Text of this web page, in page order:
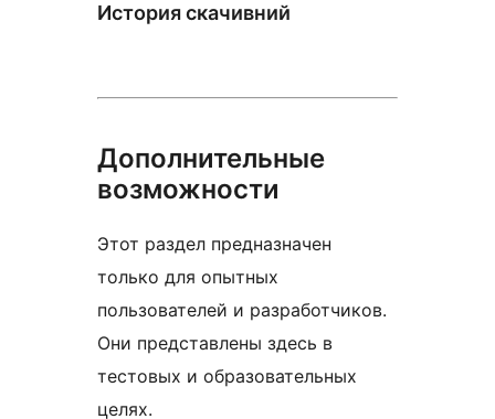
История скачивний
Дополнительные
возможности
Этот раздел предназначен
только для опытных
пользователей и разработчиков.
Они представлены здесь в
тестовых и образовательных
целях.